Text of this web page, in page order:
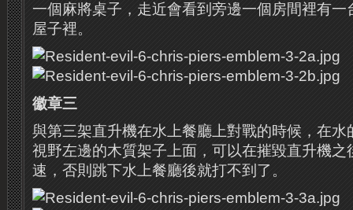
一個麻將桌子，走近會看到旁邊一個房間裡有一
屋子裡。
徽章三
與第三架直升機在水上餐廳上對戰的時候，在水
視野左邊的木質架子上面，可以在摧毀直升機之
速，否則跳下水上餐廳後就打不到了。